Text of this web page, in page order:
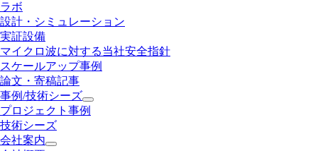
ラボ
設計・シミュレーション
実証設備
マイクロ波に対する当社安全指針
スケールアップ事例
論文・寄稿記事
事例/技術シーズ
プロジェクト事例
技術シーズ
会社案内